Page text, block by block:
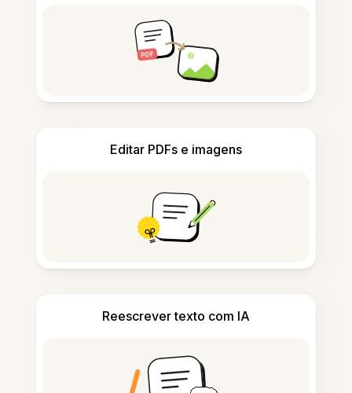
Editar PDFs e imagens
Reescrever texto com IA